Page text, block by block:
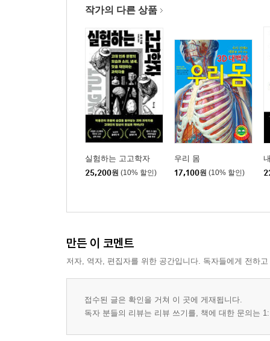
작가의 다른 상품
실험하는 고고학자
25,200원 (10% 할인)
우리 몸
17,100원 (10% 할인)
만든 이 코멘트
저자, 역자, 편집자를 위한 공간입니다. 독자들에게 전하
접수된 글은 확인을 거쳐 이 곳에 게재됩니다.
독자 분들의 리뷰는 리뷰 쓰기를, 책에 대한 문의는